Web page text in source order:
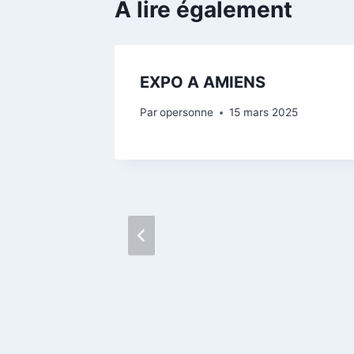
A lire également
EXPO A AMIENS
Paropersonne 15 mars 2025